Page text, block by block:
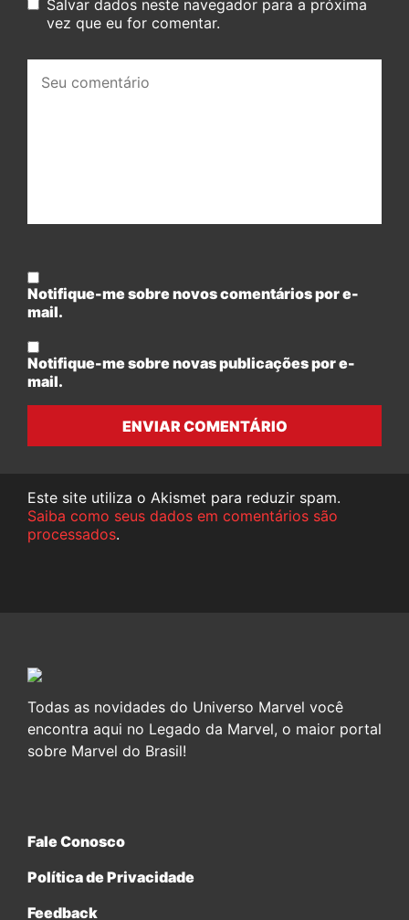
Salvar dados neste navegador para a próxima
vez que eu for comentar.
comentário:
Notifique-me sobre novos comentários por e-
mail.
Notifique-me sobre novas publicações por e-
mail.
ENVIAR COMENTÁRIO
Este site utiliza o Akismet para reduzir spam.
Saiba como seus dados em comentários são
processados.
Todas as novidades do Universo Marvel você
encontra aqui no Legado da Marvel, o maior portal
sobre Marvel do Brasil!
Fale Conosco
Política de Privacidade
Feedback